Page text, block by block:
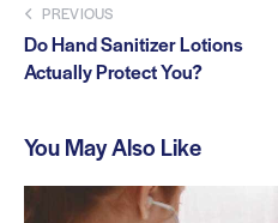
PREVIOUS
Do Hand Sanitizer Lotions
Actually Protect You?
You May Also Like